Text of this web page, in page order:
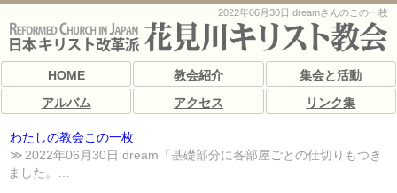
2022年06月30日 dreamさんのこの一枚
HOME 教会紹介
集会と活動
アルバム
アクセス リンク集
わたしの教会この一枚
2022年06月30日 dream「基礎部分に各部屋ごとの仕切りもつき
ました。…